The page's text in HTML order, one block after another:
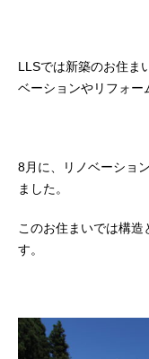
LLSでは新築のお住ま
ベーションやリフォー
8月に、リノベーショ
ました。
このお住まいでは構造
す。